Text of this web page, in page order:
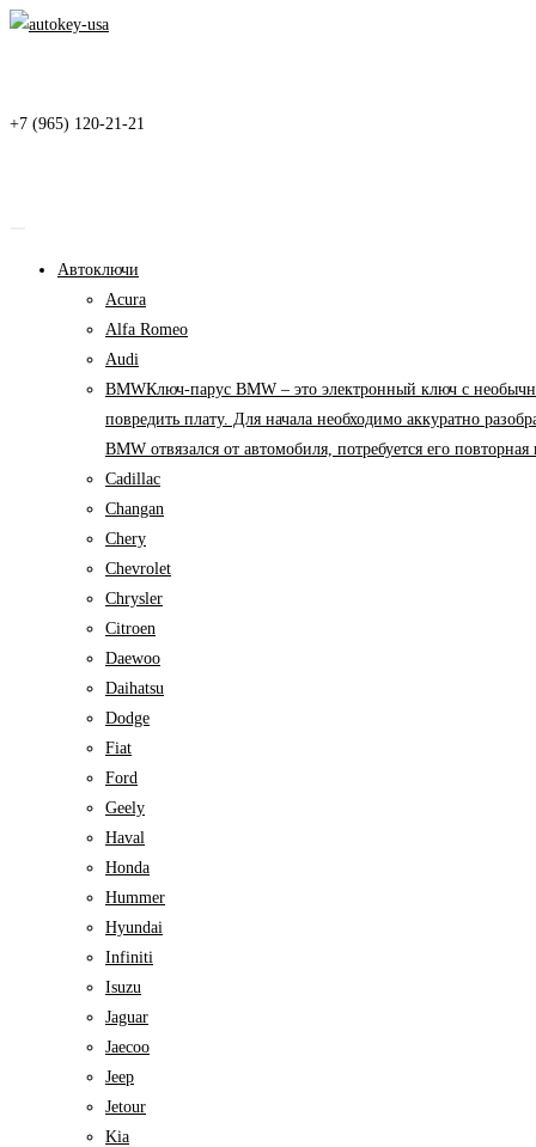
Перейти
+7 (965) 120-21-21
Автоключи
Acura
Alfa Romeo
Audi
BMWКлюч-парус BMW – это электронный ключ с
повредить плату. Для начала необходимо аккуратно
BMW отвязался от автомобиля, потребуется его
Cadillac
Changan
Chery
Chevrolet
Chrysler
Citroen
Daewoo
Daihatsu
Dodge
Fiat
Ford
Geely
Haval
Honda
Hummer
Hyundai
Infiniti
Isuzu
Jaguar
Jaecoo
Jeep
Jetour
Kia